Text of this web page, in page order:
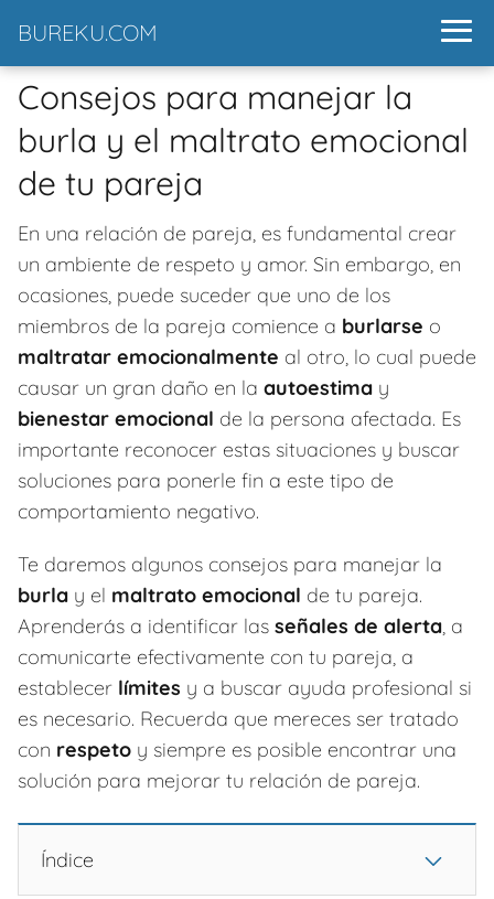
BUREKU.COM
Consejos para manejar la
burla y el maltrato emocional
de tu pareja
En una relación de pareja, es fundamental crear
un ambiente de respeto y amor. Sin embargo, en
ocasiones, puede suceder que uno de los
miembros de la pareja comience a burlarse o
maltratar emocionalmente al otro, lo cual puede
causar un gran daño en la autoestima y
bienestar emocional de la persona afectada. Es
importante reconocer estas situaciones y buscar
soluciones para ponerle fin a este tipo de
comportamiento negativo.
Te daremos algunos consejos para manejar la
burla y el maltrato emocional de tu pareja.
Aprenderás a identificar las señales de alerta, a
comunicarte efectivamente con tu pareja, a
establecer límites y a buscar ayuda profesional si
es necesario. Recuerda que mereces ser tratado
con respeto y siempre es posible encontrar una
solución para mejorar tu relación de pareja.
Índice